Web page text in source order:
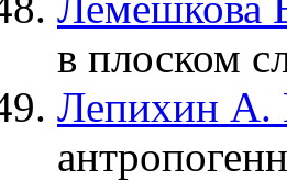
в плоском
Лепихин